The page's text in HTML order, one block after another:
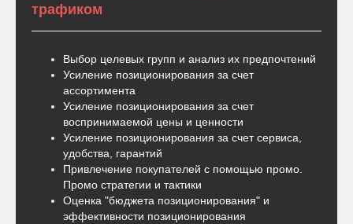
трафиком
Выбор целевых групп и анализ их предпочтений
Усиление позиционирования за счет
ассортимента
Усиление позиционирования за счет
воспринимаемой цены и ценности
Усиление позиционирования за счет сервиса,
удобства, гарантий
Привлечение покупателей с помощью промо.
Промо стратегии и тактики
Оценка "бюджета позиционирования" и
эффективности позиционирования